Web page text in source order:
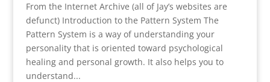
From the Internet Archive (all of Jay’s websites are
defunct) Introduction to the Pattern System The
Pattern System is a way of understanding your
personality that is oriented toward psychological
healing and personal growth. It also helps you to
understand...